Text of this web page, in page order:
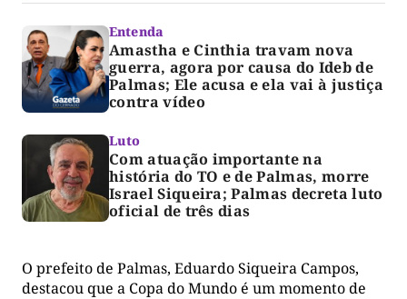
Entenda
Amastha e Cinthia travam nova
guerra, agora por causa do Ideb de
Palmas; Ele acusa e ela vai à justiça
contra vídeo
Luto
Com atuação importante na
história do TO e de Palmas, morre
Israel Siqueira; Palmas decreta luto
oficial de três dias
O prefeito de Palmas, Eduardo Siqueira Campos,
destacou que a Copa do Mundo é um momento de